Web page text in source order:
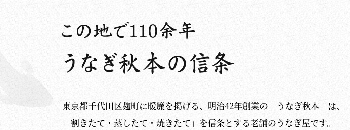
東京都千代田区麹町に暖簾を掲げる、明治42年創業の「うなぎ秋本」は、
「割きたて・蒸したて・焼きたて」を信条とする老舗のうなぎ屋です。